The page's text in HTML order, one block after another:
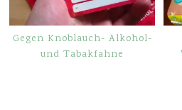
Gegen Knoblauch- Alkohol-
und Tabakfahne